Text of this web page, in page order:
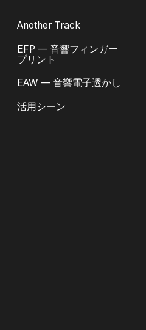
Another Track
EFP — 音響フィンガー
プリント
EAW — 音響電子透かし
活用シーン